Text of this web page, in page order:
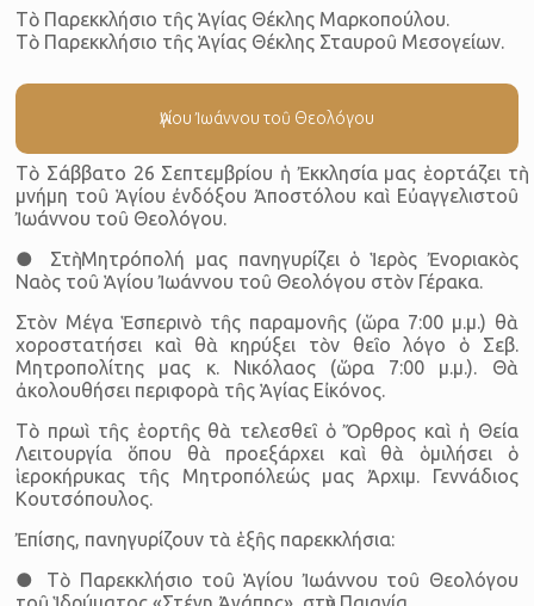
Τὸ Παρεκκλήσιο τῆς Ἁγίας Θέκλης Μαρκοπούλου.
Τὸ Παρεκκλήσιο τῆς Ἁγίας Θέκλης Σταυροῦ Μεσογείων.
Ἁγίου Ἰωάννου τοῦ Θεολόγου
Τὸ Σάββατο 26 Σεπτεμβρίου ἡ Ἐκκλησία μας ἑορτάζει τὴ
μνήμη τοῦ Ἁγίου ἐνδόξου Ἀποστόλου καὶ Εὐαγγελιστοῦ
Ἰωάννου τοῦ Θεολόγου.
● Στὴ Μητρόπολή μας πανηγυρίζει ὁ Ἱερὸς Ἐνοριακὸς
Ναὸς τοῦ Ἁγίου Ἰωάννου τοῦ Θεολόγου στὸν Γέρακα.
Στὸν Μέγα Ἑσπερινὸ τῆς παραμονῆς (ὥρα 7:00 μ.μ.) θὰ
χοροστατήσει καὶ θὰ κηρύξει τὸν θεῖο λόγο ὁ Σεβ.
Μητροπολίτης μας κ. Νικόλαος (ὥρα 7:00 μ.μ.). Θὰ
ἀκολουθήσει περιφορὰ τῆς Ἁγίας Εἰκόνος.
Τὸ πρωὶ τῆς ἑορτῆς θὰ τελεσθεῖ ὁ Ὄρθρος καὶ ἡ Θεία
Λειτουργία ὅπου θὰ προεξάρχει καὶ θὰ ὁμιλήσει ὁ
ἱεροκήρυκας τῆς Μητροπόλεώς μας Ἀρχιμ. Γεννάδιος
Κουτσόπουλος.
Ἐπίσης, πανηγυρίζουν τὰ ἑξῆς παρεκκλήσια:
● Τὸ Παρεκκλήσιο τοῦ Ἁγίου Ἰωάννου τοῦ Θεολόγου